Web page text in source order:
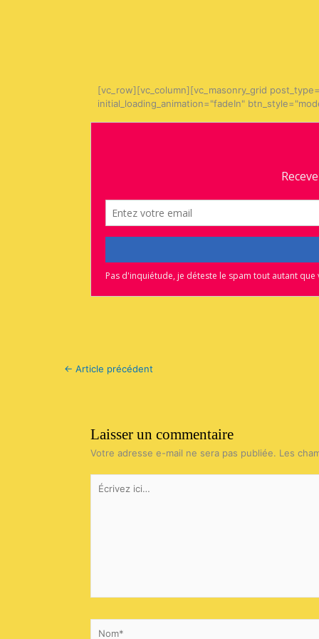
[vc_row][vc_column][vc_masonry_grid
initial_loading_animation="fadeIn"
← Article précédent
Laisser un commentaire
Votre adresse e-mail ne sera pas publiée. Les
ici…